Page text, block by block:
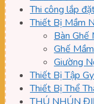
Thi công lắp
Thiết Bị Mầm
Bàn Ghế
Ghế
Giường
Thiết Bị Tập
Thiết Bị Thể